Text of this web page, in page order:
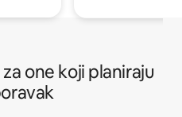
one koji planiraju